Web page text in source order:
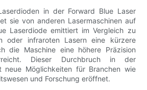
in der Forward Blue Laser
sie von anderen Lasermaschinen auf
Laserdiode emittiert im Vergleich zu
oder infraroten Lasern eine kürzere
die Maschine eine höhere Präzision
Dieser Durchbruch in der
neue Möglichkeiten für Branchen wie
und Forschung eröffnet.